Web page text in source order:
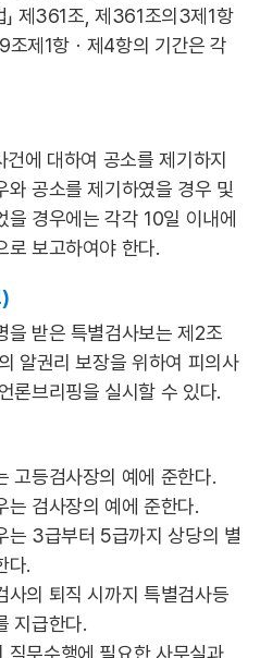
」 제361조, 제361조의3제1항
제1항ㆍ제4항의 기간은 각
에 대하여 공소를 제기하지
와 공소를 제기하였을 경우 및
경우에는 각각 10일 이내에
로 보고하여야 한다.
을 받은 특별검사보는 제2조
알권리 보장을 위하여 피의사
론브리핑을 실시할 수 있다.
고등검사장의 예에 준한다.
검사장의 예에 준한다.
3급부터 5급까지 상당의 별
다.
의 퇴직 시까지 특별검사등
지급한다.
무수행에 필요한 사무실과